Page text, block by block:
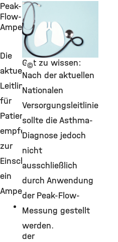
Peak-
Flow-
Ampel
Die
aktuellen
Leitlinien
für
Patient:innen
empfehlen
zur
Einschätzung
ein
Ampelsystem:
Grün:
Liegt
der
Gut zu wissen:
Nach der aktuellen
Nationalen
Versorgungsleitlinie
sollte die Asthma-
Diagnose jedoch
nicht
ausschließlich
durch Anwendung
der Peak-Flow-
Messung gestellt
werden.
©